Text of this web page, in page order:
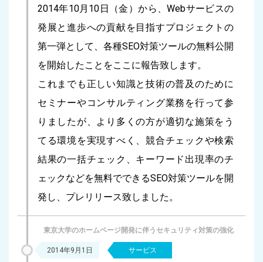
2014年10月10日（金）から、Webサービスの
発展と進歩への貢献を目指すプロジェクトの
第一弾として、各種SEO対策ツールの無料公開
を開始したことをここに報告致します。
これまでも正しい知識と技術の普及のために
セミナーやコンサルティング業務を行って参
りましたが、より多くの方が適切な施策をう
てる環境を実現すべく、競合チェックや検索
結果の一括チェック、キーワード出現率のチ
ェックなどを無料でできるSEO対策ツールを開
発し、プレリリース致しました。
東京大学のホームページ開発に伴うセキュリティ対策の強化
2014年9月1日 サービス